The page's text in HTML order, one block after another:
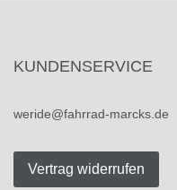
KUNDENSERVICE
weride@fahrrad-marcks.de
Vertrag widerrufen